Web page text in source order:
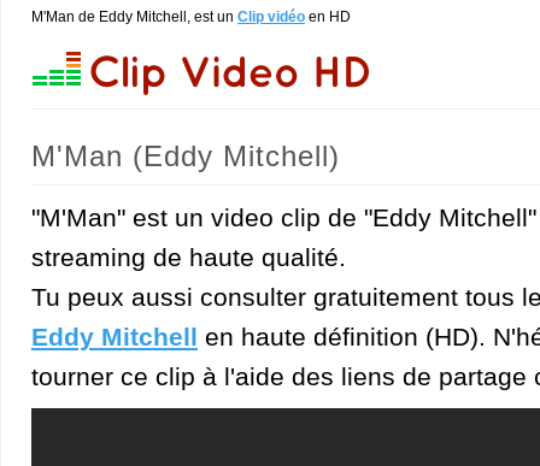
M'Man de Eddy Mitchell, est un Clip vidéo en HD
M'Man (Eddy Mitchell)
"M'Man" est un video clip de "Eddy
streaming de haute qualité.
Tu peux aussi consulter gratuitement tous
Eddy Mitchell en haute définition (HD).
tourner ce clip à l'aide des liens de partage